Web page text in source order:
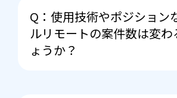
案件をお探しさせていただ
が、ご紹介できる案件の幅
初期出社や定期出社（リモ
併用）をご相談させて頂く
Q：使用技術やポジション
ルリモートの案件数は変わ
ょうか？